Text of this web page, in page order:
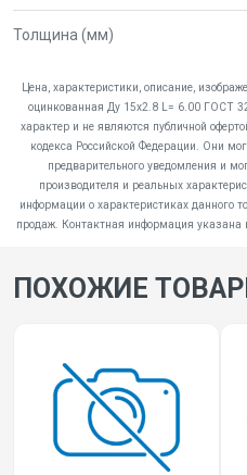
Толщина (мм)
Цена, характеристики, описание,
оцинкованная Ду 15х2.8 L= 6.00 ГОСТ
характер и не являются публичной
кодекса Российской Федерации. Они
предварительного уведомления и
производителя и реальных
информации о характеристиках данного
продаж. Контактная информация
ПОХОЖИЕ